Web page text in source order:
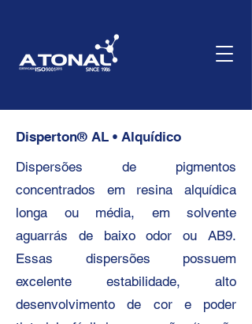
Disperton® AL • Alquídico
Dispersões de pigmentos
concentrados em resina alquídica
longa ou média, em solvente
aguarrás de baixo odor ou AB9.
Essas dispersões possuem
excelente estabilidade, alto
desenvolvimento de cor e poder